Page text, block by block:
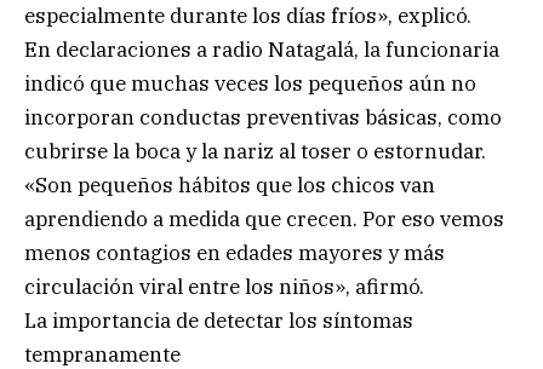
especialmente durante los días fríos», explicó.
En declaraciones a radio Natagalá, la funcionaria
indicó que muchas veces los pequeños aún no
incorporan conductas preventivas básicas, como
cubrirse la boca y la nariz al toser o estornudar.
«Son pequeños hábitos que los chicos van
aprendiendo a medida que crecen. Por eso vemos
menos contagios en edades mayores y más
circulación viral entre los niños», afirmó.
La importancia de detectar los síntomas
tempranamente